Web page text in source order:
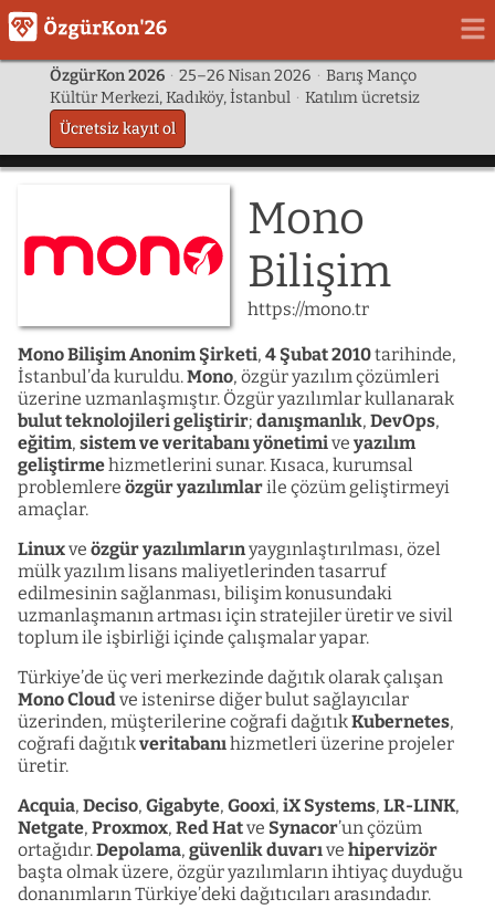
ÖzgürKon 2026 · 25–26 Nisan 2026 · Barış Manço
Kültür Merkezi, Kadıköy, İstanbul · Katılım ücretsiz
Ücretsiz kayıt ol
Mono
Bilişim
https://mono.tr
Mono Bilişim Anonim Şirketi, 4 Şubat 2010tarihinde,
İstanbul’da kuruldu.Mono, özgür yazılım çözümleri
üzerine uzmanlaşmıştır. Özgür yazılımlar kullanarak
bulut teknolojileri geliştirir; danışmanlık, DevOps,
eğitim, sistem ve veritabanı yönetimive yazılım
geliştirmehizmetlerini sunar. Kısaca, kurumsal
problemlere özgür yazılımlarile çözüm geliştirmeyi
amaçlar.
Linuxve özgür yazılımlarınyaygınlaştırılması, özel
mülk yazılım lisans maliyetlerinden tasarruf
edilmesinin sağlanması, bilişim konusundaki
uzmanlaşmanın artması için stratejiler üretir ve sivil
toplum ile işbirliği içinde çalışmalar yapar.
Türkiye’de üç veri merkezinde dağıtık olarak çalışan
Mono Cloudve istenirse diğer bulut sağlayıcılar
üzerinden, müşterilerine coğrafi dağıtıkKubernetes,
coğrafi dağıtıkveritabanıhizmetleri üzerine projeler
üretir.
Acquia, Deciso, Gigabyte, Gooxi, iX Systems, LR-LINK,
Netgate, Proxmox, Red Hatve Synacor’un çözüm
ortağıdır.Depolama, güvenlik duvarıve hipervizör
başta olmak üzere, özgür yazılımların ihtiyaç duyduğu
donanımların Türkiye’deki dağıtıcıları arasındadır.